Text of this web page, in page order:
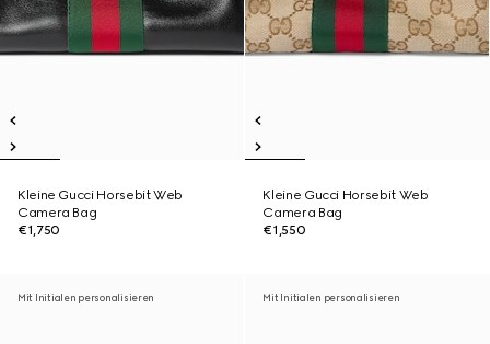
Kleine Gucci Horsebit Web
Camera Bag
€1,750
Kleine Gucci Horsebit Web
Camera Bag
€1,550
Mit Initialen personalisieren Mit Initialen personalisieren